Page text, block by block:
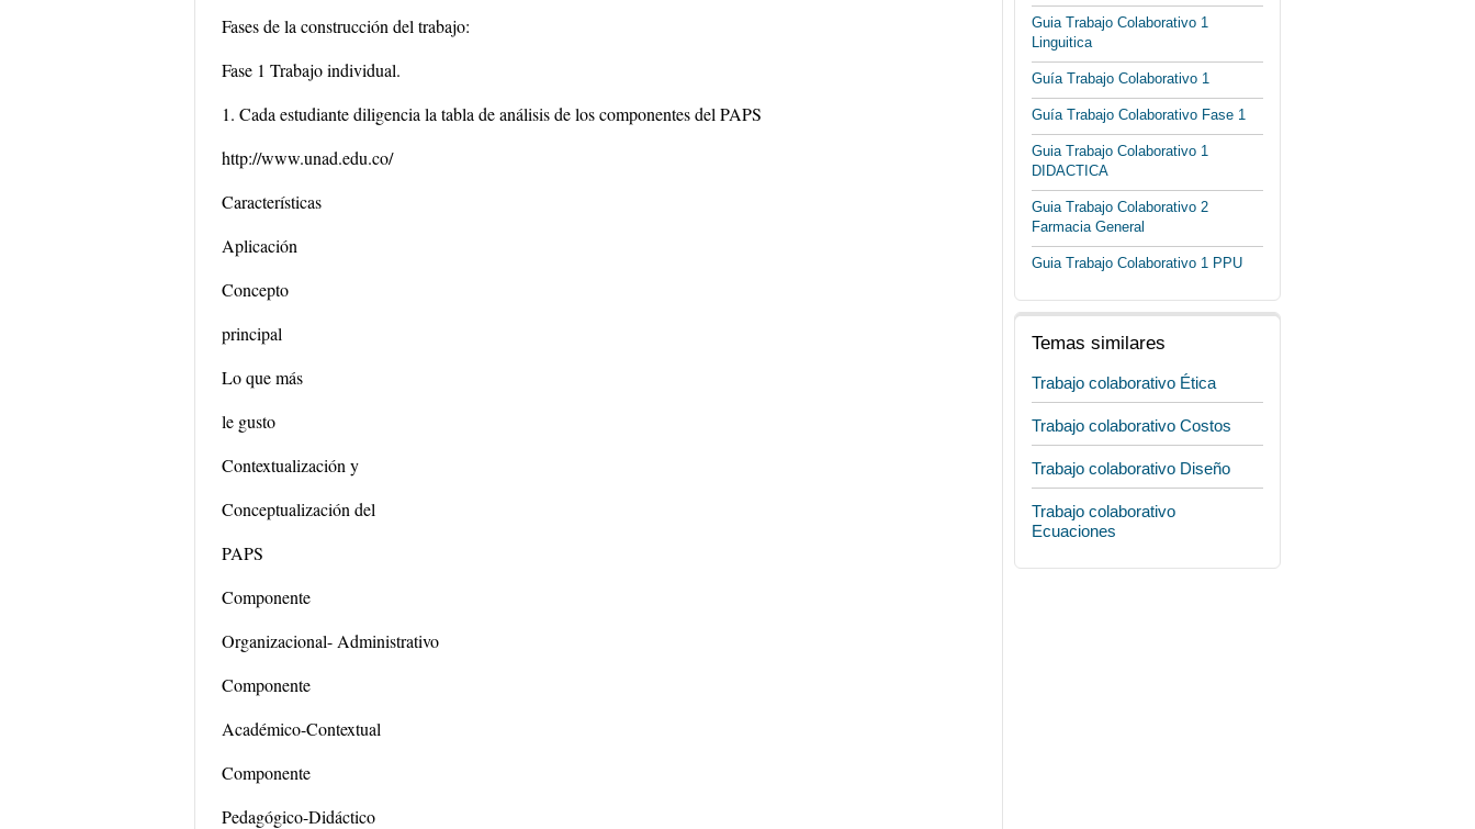
Fases de la construcción del trabajo:
Fase 1 Trabajo individual.
1. Cada estudiante diligencia la tabla de análisis de los componentes del PAPS
http://www.unad.edu.co/
Características
Aplicación
Concepto
principal
Lo que más
le gusto
Contextualización y
Conceptualización del
PAPS
Componente
Organizacional- Administrativo
Componente
Académico-Contextual
Componente
Pedagógico-Didáctico
Guia Trabajo Colaborativo 1
Linguitica
Guía Trabajo Colaborativo 1
Guía Trabajo Colaborativo Fase 1
Guia Trabajo Colaborativo 1
DIDACTICA
Guia Trabajo Colaborativo 2
Farmacia General
Guia Trabajo Colaborativo 1 PPU
Temas similares
Trabajo colaborativo Ética
Trabajo colaborativo Costos
Trabajo colaborativo Diseño
Trabajo colaborativo
Ecuaciones